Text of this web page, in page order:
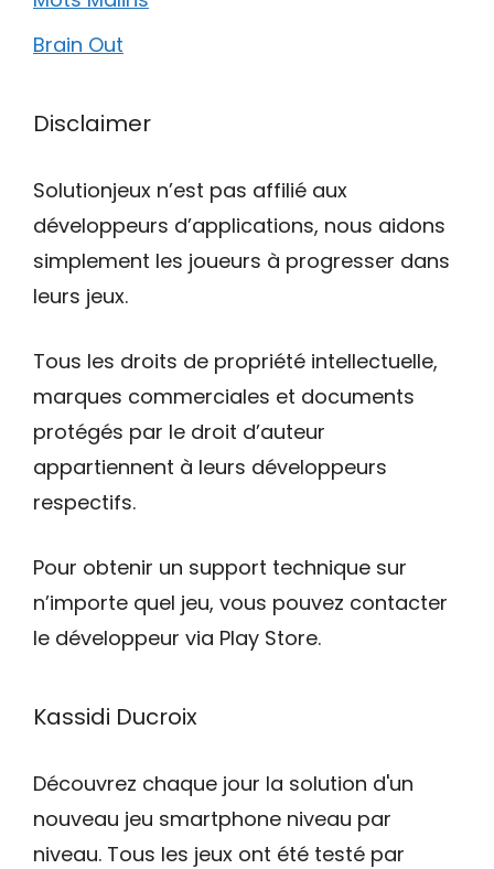
Brain Out
Disclaimer
Solutionjeux n’est pas affilié aux
développeurs d’applications, nous aidons
simplement les joueurs à progresser dans
leurs jeux.
Tous les droits de propriété intellectuelle,
marques commerciales et documents
protégés par le droit d’auteur
appartiennent à leurs développeurs
respectifs.
Pour obtenir un support technique sur
n’importe quel jeu, vous pouvez contacter
le développeur via Play Store.
Kassidi Ducroix
Découvrez chaque jour la solution d'un
nouveau jeu smartphone niveau par
niveau. Tous les jeux ont été testé par